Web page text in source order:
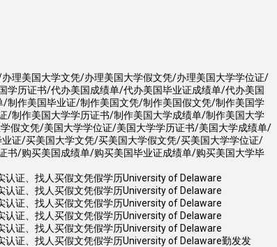
理美国大学文凭/办理美国大学假文凭/办理美国大学学位证/
历证书/代办美国成绩单/代办美国毕业证成绩单/代办美国
制作美国毕业证/制作美国文凭/制作美国假文凭/制作美国学
制作美国大学学历证书/制作美国大学成绩单/制作美国大学
假文凭/美国大学学位证/美国大学学历证书/美国大学成绩单/
证/买美国大学文凭/买美国大学假文凭/买美国大学学位证/
/购买美国成绩单/购买美国毕业证成绩单/购买美国大学毕
证、找人买假文凭假学历University of Delaware
证、找人买假文凭假学历University of Delaware
证、找人买假文凭假学历University of Delaware
证、找人买假文凭假学历University of Delaware
证、找人买假文凭假学历University of Delaware
证、找人买假文凭假学历University of Delaware勤发发